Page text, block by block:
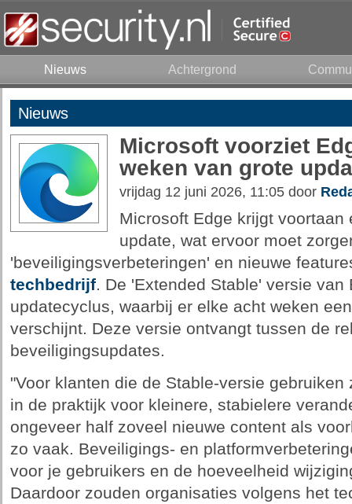
Nieuws Achtergrond
Nieuws
Microsoft voorziet
weken van grote
vrijdag 12 juni 2026, 11:05 door
Microsoft Edge krijgt voortaan
update, wat ervoor moet
'beveiligingsverbeteringen' en nieuwe
techbedrijf. De 'Extended Stable' versie van
updatecyclus, waarbij er elke acht weken
verschijnt. Deze versie ontvangt tussen de
beveiligingsupdates.
"Voor klanten die de Stable-versie
in de praktijk voor kleinere, stabielere
ongeveer half zoveel nieuwe content als
zo vaak. Beveiligings- en
voor je gebruikers en de hoeveelheid
Daardoor zouden organisaties volgens het